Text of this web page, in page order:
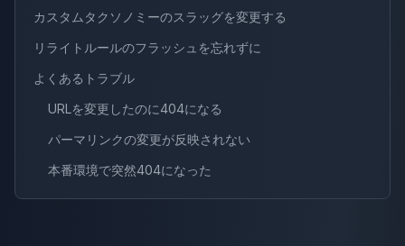
カスタムタクソノミーのスラッグを変更する
リライトルールのフラッシュを忘れずに
よくあるトラブル
URLを変更したのに404になる
パーマリンクの変更が反映されない
本番環境で突然404になった